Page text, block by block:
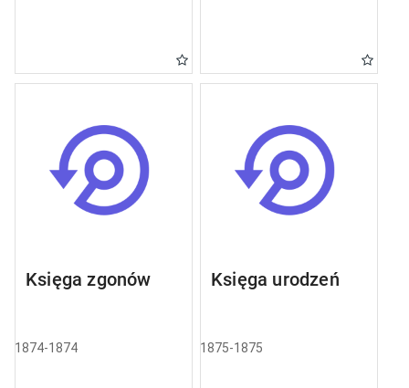
Księga zgonów
1874-1874
Księga urodzeń
1875-1875